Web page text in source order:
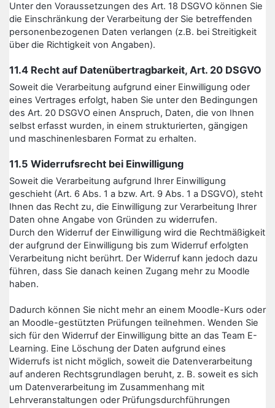
Unter den Voraussetzungen des Art. 18 DSGVO können Sie
die Einschränkung der Verarbeitung der Sie betreffenden
personenbezogenen Daten verlangen (z.B. bei Streitigkeit
über die Richtigkeit von Angaben).
11.4 Recht auf Datenübertragbarkeit, Art. 20 DSGVO
Soweit die Verarbeitung aufgrund einer Einwilligung oder
eines Vertrages erfolgt, haben Sie unter den Bedingungen
des Art. 20 DSGVO einen Anspruch, Daten, die von Ihnen
selbst erfasst wurden, in einem strukturierten, gängigen
und maschinenlesbaren Format zu erhalten.
11.5 Widerrufsrecht bei Einwilligung
Soweit die Verarbeitung aufgrund Ihrer Einwilligung
geschieht (Art. 6 Abs. 1 a bzw. Art. 9 Abs. 1 a DSGVO), steht
Ihnen das Recht zu, die Einwilligung zur Verarbeitung Ihrer
Daten ohne Angabe von Gründen zu widerrufen.
Durch den Widerruf der Einwilligung wird die Rechtmäßigkeit
der aufgrund der Einwilligung bis zum Widerruf erfolgten
Verarbeitung nicht berührt. Der Widerruf kann jedoch dazu
führen, dass Sie danach keinen Zugang mehr zu Moodle
haben.
Dadurch können Sie nicht mehr an einem Moodle-Kurs oder
an Moodle-gestützten Prüfungen teilnehmen. Wenden Sie
sich für den Widerruf der Einwilligung bitte an das Team E-
Learning. Eine Löschung der Daten aufgrund eines
Widerrufs ist nicht möglich, soweit die Datenverarbeitung
auf anderen Rechtsgrundlagen beruht, z. B. soweit es sich
um Datenverarbeitung im Zusammenhang mit
Lehrveranstaltungen oder Prüfungsdurchführungen